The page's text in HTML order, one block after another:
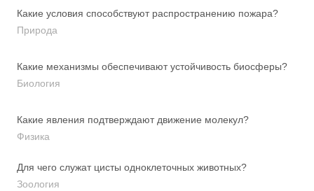
Какие условия способствуют распространению пожара?
Природа
Какие механизмы обеспечивают устойчивость биосферы?
Биология
Какие явления подтверждают движение молекул?
Физика
Для чего служат цисты одноклеточных животных?
Зоология